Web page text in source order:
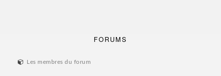
FORUMS
Les membres du forum